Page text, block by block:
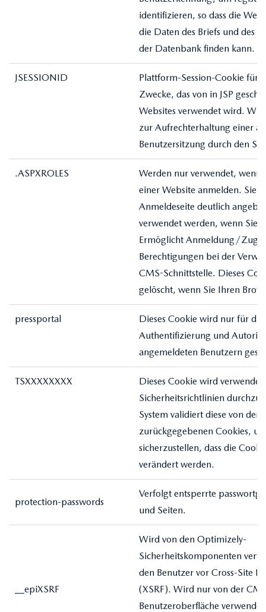
identifizieren, so dass die
die Daten des Briefs und des
der Datenbank finden kann.
JSESSIONID
Plattform-Session-Cookie für
Zwecke, das von in JSP
Websites verwendet wird.
zur Aufrechterhaltung einer
Benutzersitzung durch den
.ASPXROLES
Werden nur verwendet, wenn
einer Website anmelden. Sie
Anmeldeseite deutlich
verwendet werden, wenn Sie
Ermöglicht Anmeldung/
Berechtigungen bei der
CMS-Schnittstelle. Dieses
gelöscht, wenn Sie Ihren
pressportal
Dieses Cookie wird nur für die
Authentifizierung und
angemeldeten Benutzern
TSXXXXXXXX
Dieses Cookie wird
Sicherheitsrichtlinien
System validiert diese von den
zurückgegebenen Cookies,
sicherzustellen, dass die
verändert werden.
protection-passwords
Verfolgt entsperrte
und Seiten.
epiXSRF
Wird von den Optimizely-
Sicherheitskomponenten
den Benutzer vor Cross-Site
(XSRF). Wird nur von der
Benutzeroberfläche